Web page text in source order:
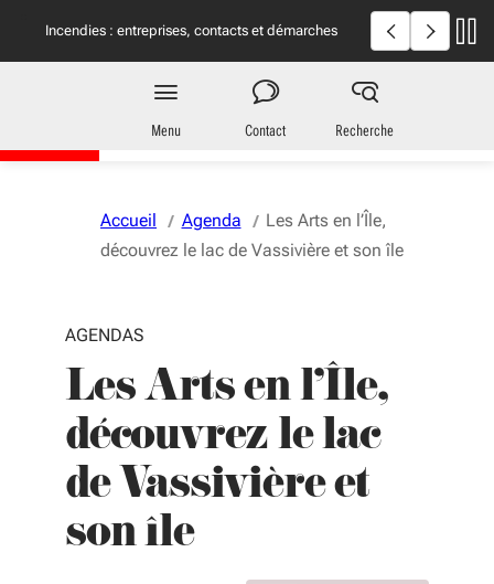
Incendies : entreprises, contacts et démarches
Incendies en
utiles
Région
Nouvelle-Aquitaine
Menu Contact Recherche
Accueil Agenda
Les Arts en l’Île,
découvrez le lac de Vassivière et son île
AGENDAS
Les Arts en l’Île,
découvrez le lac
de Vassivière et
son île